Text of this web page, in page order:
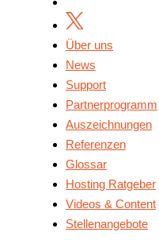
Über uns
News
Support
Partnerprogramm
Auszeichnungen
Referenzen
Glossar
Hosting Ratgeber
Videos & Content
Stellenangebote